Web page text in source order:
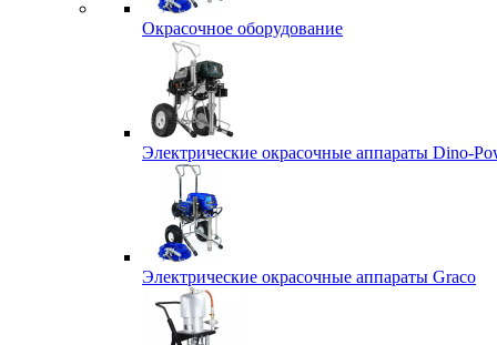
Окрасочное оборудование
Электрические окрасочные аппараты Dino-
Электрические окрасочные аппараты Graco